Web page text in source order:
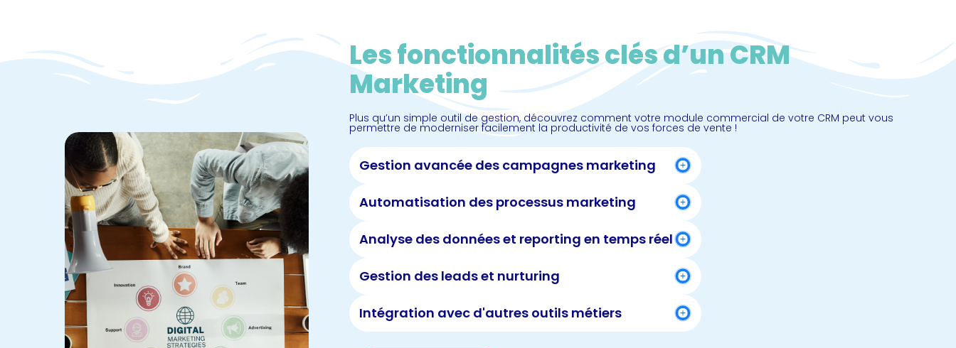
Les fonctionnalités clés d’un CRM
Marketing
Plus qu’un simple outil de gestion, découvrez comment votre module commercial de votre CRM peut vous
permettre de moderniser facilement la productivité de vos forces de vente !
Gestion avancée des campagnes marketing
Automatisation des processus marketing
Analyse des données et reporting en temps réel
Gestion des leads et nurturing
Intégration avec d'autres outils métiers